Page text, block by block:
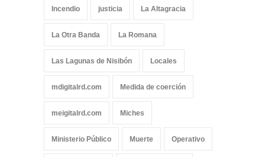
Incendio justicia La Altagracia
La Otra Banda La Romana
Las Lagunas de Nisibón Locales
mdigitalrd.com Medida de coerción
meigitalrd.com Miches
Ministerio Público Muerte Operativo